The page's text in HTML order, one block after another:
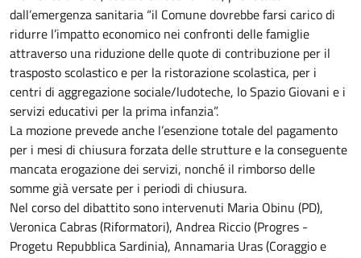
dall’emergenza sanitaria “il Comune dovrebbe farsi carico di
ridurre l’impatto economico nei confronti delle famiglie
attraverso una riduzione delle quote di contribuzione per il
trasposto scolastico e per la ristorazione scolastica, per i
centri di aggregazione sociale/ludoteche, lo Spazio Giovani e i
servizi educativi per la prima infanzia”.
La mozione prevede anche l’esenzione totale del pagamento
per i mesi di chiusura forzata delle strutture e la conseguente
mancata erogazione dei servizi, nonché il rimborso delle
somme già versate per i periodi di chiusura.
Nel corso del dibattito sono intervenuti Maria Obinu (PD),
Veronica Cabras (Riformatori), Andrea Riccio (Progres -
Progetu Repubblica Sardinia), Annamaria Uras (Coraggio e